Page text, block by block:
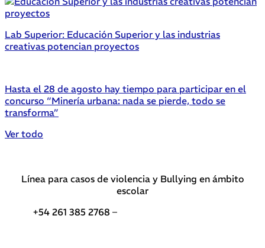
Lab Superior: Educación Superior y las industrias
creativas potencian proyectos
Hasta el 28 de agosto hay tiempo para participar en el
concurso “Minería urbana: nada se pierde, todo se
transforma”
Ver todo
Línea para casos de violencia y Bullying en ámbito
escolar
+54 261 385 2768 –